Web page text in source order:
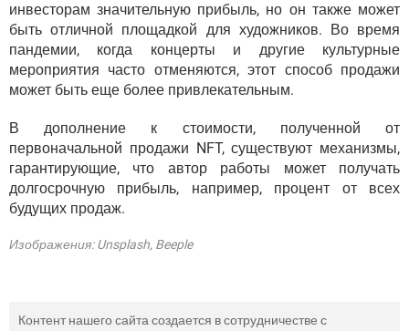
инвесторам значительную прибыль, но он также может
быть отличной площадкой для художников. Во время
пандемии, когда концерты и другие культурные
мероприятия часто отменяются, этот способ продажи
может быть еще более привлекательным.
В дополнение к стоимости, полученной от
первоначальной продажи NFT, существуют механизмы,
гарантирующие, что автор работы может получать
долгосрочную прибыль, например, процент от всех
будущих продаж.
Изображения: Unsplash, Beeple
Контент нашего сайта создается в сотрудничестве с